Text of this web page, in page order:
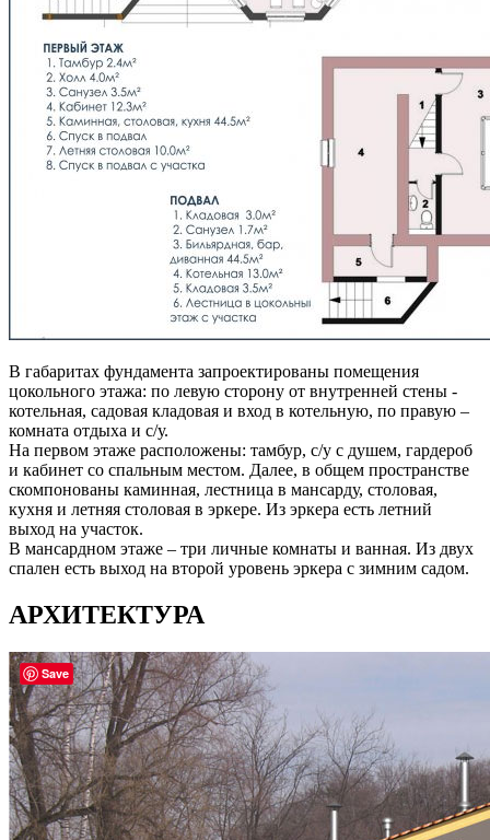
В габаритах фундамента запроектированы помещения
цокольного этажа: по левую сторону от внутренней стены -
котельная, садовая кладовая и вход в котельную, по правую –
комната отдыха и с/у.
На первом этаже расположены: тамбур, с/у с душем, гардероб
и кабинет со спальным местом. Далее, в общем пространстве
скомпонованы каминная, лестница в мансарду, столовая,
кухня и летняя столовая в эркере. Из эркера есть летний
выход на участок.
В мансардном этаже – три личные комнаты и ванная. Из двух
спален есть выход на второй уровень эркера с зимним садом.
АРХИТЕКТУРА
Save